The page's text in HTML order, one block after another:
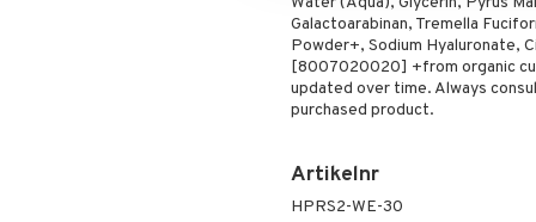
Galactoarabinan, Tremella
Powder+, Sodium Hyaluronate,
[8007020020] +from organic
updated over time. Always
purchased product.
Artikelnr
HPRS2-WE-30